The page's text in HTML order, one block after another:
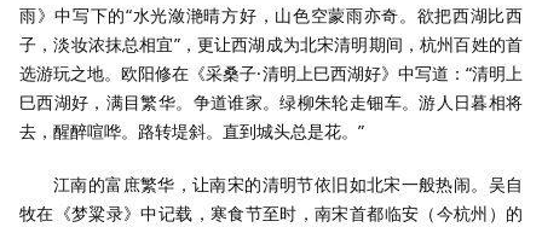
雨》中写下的“水光潋滟晴方好，山色空蒙雨亦奇。欲把西湖比西
子，淡妆浓抹总相宜”，更让西湖成为北宋清明期间，杭州百姓的首
选游玩之地。欧阳修在《采桑子·清明上巳西湖好》中写道：“清明上
巳西湖好，满目繁华。争道谁家。绿柳朱轮走钿车。游人日暮相将
去，醒醉喧哗。路转堤斜。直到城头总是花。”
江南的富庶繁华，让南宋的清明节依旧如北宋一般热闹。吴自
牧在《梦粱录》中记载，寒食节至时，南宋首都临安（今杭州）的